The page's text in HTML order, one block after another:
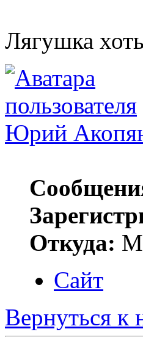
Лягушка
Юрий
Откуда:
Сайт
Вернуться к